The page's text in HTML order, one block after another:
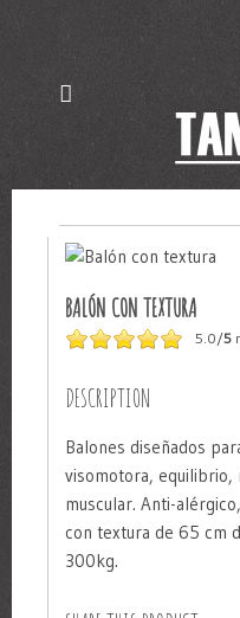
BALÓN CON TEXTURA
5.0/5
DESCRIPTION
Balones diseñados
visomotora,
muscular. Anti-
con textura de 65 cm
300kg.